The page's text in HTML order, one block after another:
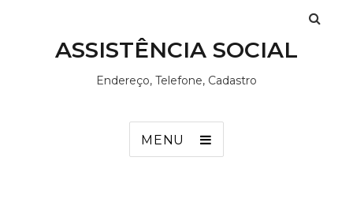
ASSISTÊNCIA SOCIAL
Endereço, Telefone, Cadastro
MENU